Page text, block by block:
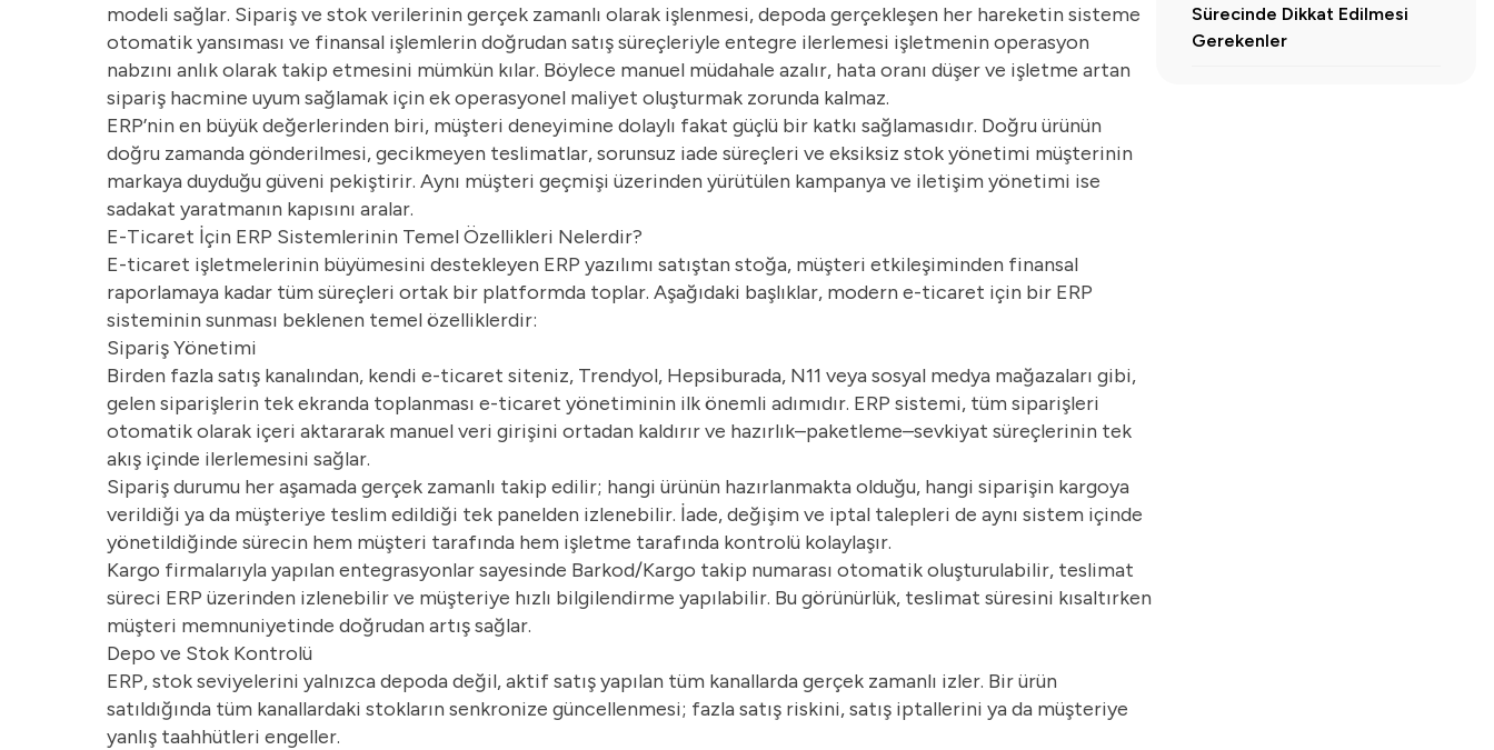
modeli sağlar. Sipariş ve stok verilerinin gerçek zamanlı olarak işlenmesi, depoda gerçekleşen her hareketin sisteme
otomatik yansıması ve finansal işlemlerin doğrudan satış süreçleriyle entegre ilerlemesi işletmenin operasyon
nabzını anlık olarak takip etmesini mümkün kılar. Böylece manuel müdahale azalır, hata oranı düşer ve işletme artan
sipariş hacmine uyum sağlamak için ek operasyonel maliyet oluşturmak zorunda kalmaz.
ERP’nin en büyük değerlerinden biri, müşteri deneyimine dolaylı fakat güçlü bir katkı sağlamasıdır. Doğru ürünün
doğru zamanda gönderilmesi, gecikmeyen teslimatlar, sorunsuz iade süreçleri ve eksiksiz stok yönetimi müşterinin
markaya duyduğu güveni pekiştirir. Aynı müşteri geçmişi üzerinden yürütülen kampanya ve iletişim yönetimi ise
sadakat yaratmanın kapısını aralar.
E-Ticaret İçin ERP Sistemlerinin Temel Özellikleri Nelerdir?
E-ticaret işletmelerinin büyümesini destekleyen ERP yazılımı satıştan stoğa, müşteri etkileşiminden finansal
raporlamaya kadar tüm süreçleri ortak bir platformda toplar. Aşağıdaki başlıklar, modern e-ticaret için bir ERP
sisteminin sunması beklenen temel özelliklerdir:
Sipariş Yönetimi
Birden fazla satış kanalından, kendi e-ticaret siteniz, Trendyol, Hepsiburada, N11 veya sosyal medya mağazaları gibi,
gelen siparişlerin tek ekranda toplanması e-ticaret yönetiminin ilk önemli adımıdır. ERP sistemi, tüm siparişleri
otomatik olarak içeri aktararak manuel veri girişini ortadan kaldırır ve hazırlık–paketleme–sevkiyat süreçlerinin tek
akış içinde ilerlemesini sağlar.
Sipariş durumu her aşamada gerçek zamanlı takip edilir; hangi ürünün hazırlanmakta olduğu, hangi siparişin kargoya
verildiği ya da müşteriye teslim edildiği tek panelden izlenebilir. İade, değişim ve iptal talepleri de aynı sistem içinde
yönetildiğinde sürecin hem müşteri tarafında hem işletme tarafında kontrolü kolaylaşır.
Kargo firmalarıyla yapılan entegrasyonlar sayesinde Barkod/Kargo takip numarası otomatik oluşturulabilir, teslimat
süreci ERP üzerinden izlenebilir ve müşteriye hızlı bilgilendirme yapılabilir. Bu görünürlük, teslimat süresini kısaltırken
müşteri memnuniyetinde doğrudan artış sağlar.
Depo ve Stok Kontrolü
ERP, stok seviyelerini yalnızca depoda değil, aktif satış yapılan tüm kanallarda gerçek zamanlı izler. Bir ürün
satıldığında tüm kanallardaki stokların senkronize güncellenmesi; fazla satış riskini, satış iptallerini ya da müşteriye
yanlış taahhütleri engeller.
Sürecinde Dikkat Edilmesi
Gerekenler